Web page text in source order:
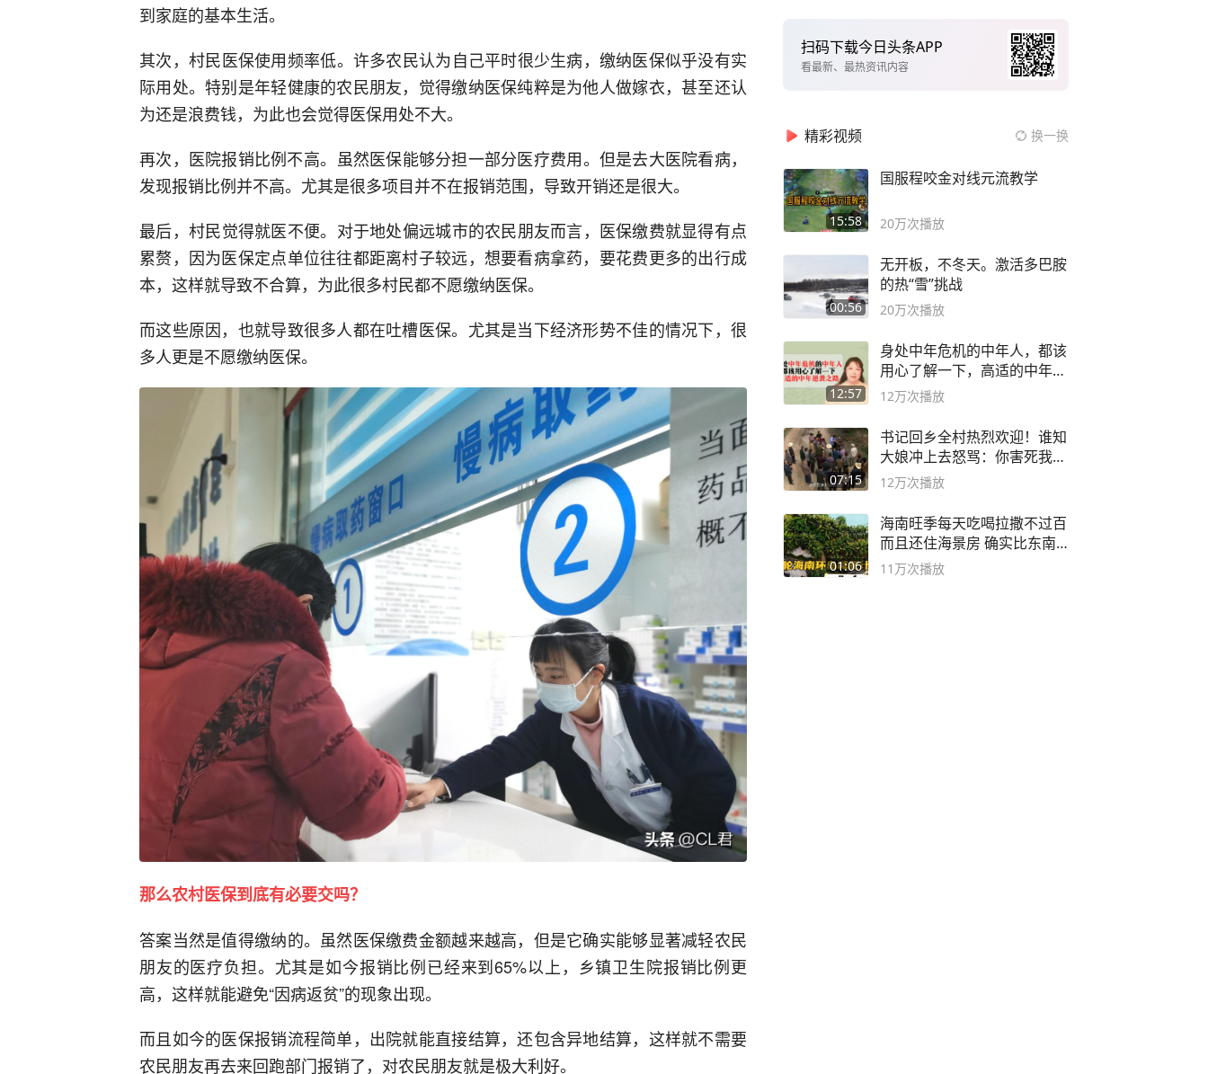
到家庭的基本生活‌。
其次，‌村民医保使用频率低‌。许多农民认为自己平时很少生病，缴纳医保似乎没有实
际用处。特别是年轻健康的农民朋友，觉得缴纳医保纯粹是为他人做嫁衣，甚至还认
为还是浪费钱‌，为此也会觉得医保用处不大。
再次，医院报销比例不高‌。虽然医保能够分担一部分医疗费用。但是去大医院看病，
发现报销比例并不高。尤其是很多项目并不在报销范围，导致开销还是很大。
最后，‌村民觉得就医不便‌。对于地处偏远城市的农民朋友而言，医保缴费就显得有点
累赘，因为医保定点单位往往都距离村子较远，想要看病拿药，要花费更多的出行成
本，这样就导致不合算，为此很多村民都不愿缴纳医保。
而这些原因，也就导致很多人都在吐槽医保。尤其是当下经济形势不佳的情况下，很
多人更是不愿缴纳医保。
那么农村医保到底有必要交吗？
答案当然是值得缴纳的。虽然医保缴费金额越来越高，但是它确实能够显著减轻农民
朋友的医疗负担。尤其是如今报销比例已经来到65%以上，乡镇卫生院报销比例更
高，这样就能避免“因病返贫”‌的现象出现。
而且如今的医保报销流程简单，出院就能直接结算，还包含异地结算，这样就不需要
农民朋友再去来回跑部门报销了，对农民朋友就是极大利好。
扫码下载今日头条APP
看最新、最热资讯内容
精彩视频 换一换
15:58
国服程咬金对线元流教学
20万次播放
00:56
无开板，不冬天。激活多巴胺
的热“雪”挑战
20万次播放
12:57
身处中年危机的中年人，都该
用心了解一下，高适的中年逆
袭之路
12万次播放
07:15
书记回乡全村热烈欢迎！谁知
大娘冲上去怒骂：你害死我儿
子
12万次播放
01:06
海南旺季每天吃喝拉撒不过百
而且还住海景房 确实比东南
亚合适
11万次播放